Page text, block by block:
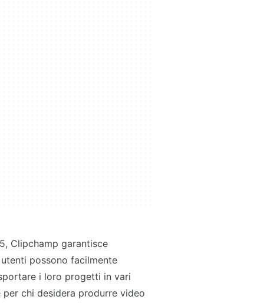
Clipchamp garantisce
possono facilmente
i loro progetti in vari
chi desidera produrre video